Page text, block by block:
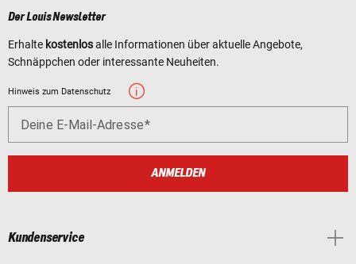
Der Louis Newsletter
Erhalte kostenlosalle Informationen über aktuelle Angebote,
Schnäppchen oder interessante Neuheiten.
Hinweis zum Datenschutz
Deine E-Mail-Adresse
ANMELDEN
Kundenservice